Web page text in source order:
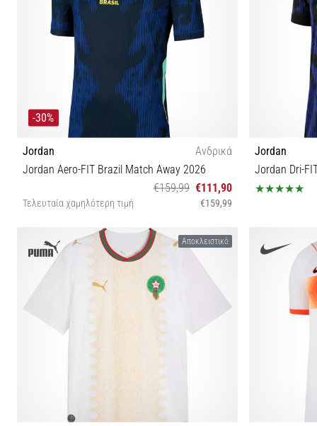
-30%
Jordan
Ανδρικά
Jordan Aero-FIT Brazil Match Away 2026
€159,99 €111,90
Τελευταία χαμηλότερη τιμή €159,99
Jordan
Αποκλειστικό